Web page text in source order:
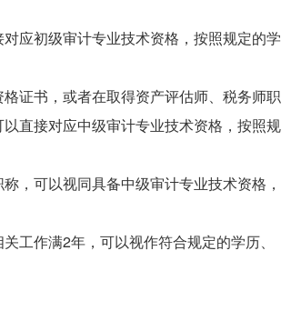
应初级审计专业技术资格，按照规定的学
证书，或者在取得资产评估师、税务师职
直接对应中级审计专业技术资格，按照规
，可以视同具备中级审计专业技术资格，
工作满2年，可以视作符合规定的学历、